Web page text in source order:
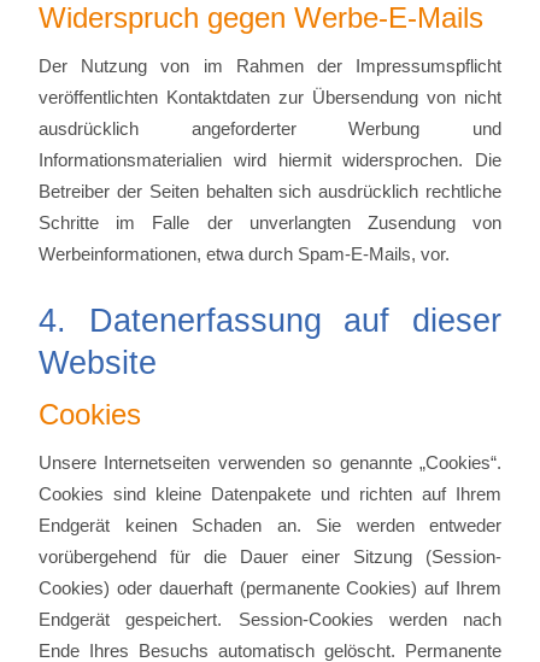
Widerspruch gegen Werbe-E-Mails
Der Nutzung von im Rahmen der Impressumspflicht
veröffentlichten Kontaktdaten zur Übersendung von nicht
ausdrücklich angeforderter Werbung und
Informationsmaterialien wird hiermit widersprochen. Die
Betreiber der Seiten behalten sich ausdrücklich rechtliche
Schritte im Falle der unverlangten Zusendung von
Werbeinformationen, etwa durch Spam-E-Mails, vor.
4. Datenerfassung auf dieser
Website
Cookies
Unsere Internetseiten verwenden so genannte „Cookies“.
Cookies sind kleine Datenpakete und richten auf Ihrem
Endgerät keinen Schaden an. Sie werden entweder
vorübergehend für die Dauer einer Sitzung (Session-
Cookies) oder dauerhaft (permanente Cookies) auf Ihrem
Endgerät gespeichert. Session-Cookies werden nach
Ende Ihres Besuchs automatisch gelöscht. Permanente